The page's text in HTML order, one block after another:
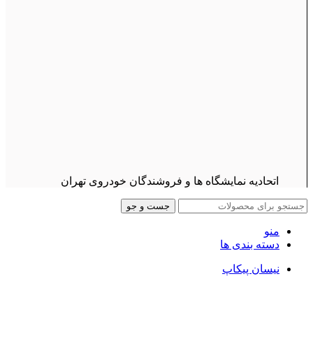
اتحادیه نمایشگاه ها و فروشندگان خودروی تهران
جست و جو
منو
دسته بندی ها
نیسان پیکاپ